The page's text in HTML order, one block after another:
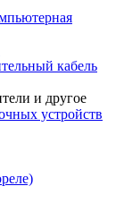
кабель
и другое
устройств